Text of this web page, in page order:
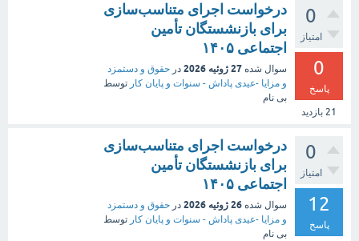
0
امتیاز
0
پاسخ
21 بازدید
درخواست اجرای متناسب‌سازی
برای بازنشستگان تأمین
اجتماعی ۱۴۰۵
سوال شده 27 ژوئیه 2026 در حقوق و دستمزد
و مزایا -عیدی پاداش - سنوات و پایان کار توسط
بی نام
0
امتیاز
12
پاسخ
درخواست اجرای متناسب‌سازی
برای بازنشستگان تأمین
اجتماعی ۱۴۰۵
سوال شده 26 ژوئیه 2026 در حقوق و دستمزد
و مزایا -عیدی پاداش - سنوات و پایان کار توسط
بی نام